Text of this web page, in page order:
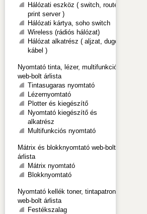
Hálózati eszköz ( switch, router,
print server )
Hálózati kártya, soho switch
Wireless (rádiós hálózat)
Hálózat alkatrész ( aljzat, dugó,
kábel )
Nyomtató tinta, lézer, multifunkciós
web-bolt árlista
Tintasugaras nyomtató
Lézernyomtató
Plotter és kiegészítő
Nyomtató kiegészítő és
alkatrész
Multifunkciós nyomtató
Mátrix és blokknyomtató web-bolt
árlista
Mátrix nyomtató
Blokknyomtató
Nyomtató kellék toner, tintapatron
web-bolt árlista
Festékszalag